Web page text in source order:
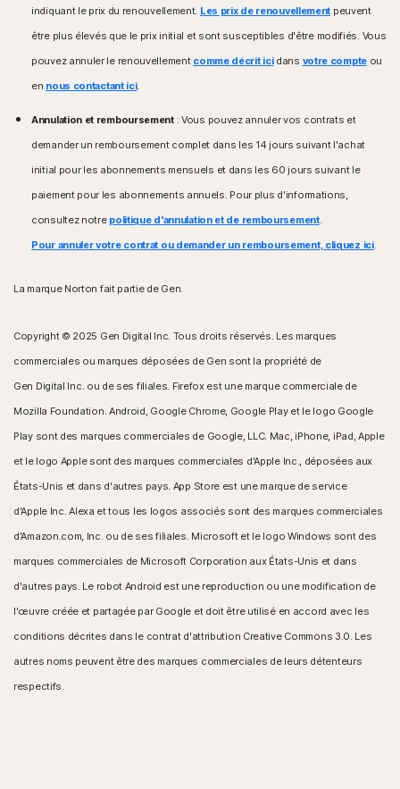
indiquant le prix du renouvellement. Les prix de renouvellement peuvent
être plus élevés que le prix initial et sont susceptibles d'être modifiés. Vous
pouvez annuler le renouvellement comme décrit icidans votre compteou
en nous contactant ici.
Annulation et remboursement: Vous pouvez annuler vos contrats et
demander un remboursement complet dans les 14 jours suivant l'achat
initial pour les abonnements mensuels et dans les 60 jours suivant le
paiement pour les abonnements annuels. Pour plus d'informations,
consultez notre politique d'annulation et de remboursement.
Pour annuler votre contrat ou demander un remboursement, cliquez ici.
La marque Norton fait partie de Gen.
Copyright © 2025 Gen Digital Inc. Tous droits réservés. Les marques
commerciales ou marques déposées de Gen sont la propriété de
Gen Digital Inc. ou de ses filiales. Firefox est une marque commerciale de
Mozilla Foundation. Android, Google Chrome, Google Play et le logo Google
Play sont des marques commerciales de Google, LLC. Mac, iPhone, iPad, Apple
et le logo Apple sont des marques commerciales d'Apple Inc., déposées aux
États-Unis et dans d'autres pays. App Store est une marque de service
d'Apple Inc. Alexa et tous les logos associés sont des marques commerciales
d'Amazon.com, Inc. ou de ses filiales. Microsoft et le logo Windows sont des
marques commerciales de Microsoft Corporation aux États-Unis et dans
d'autres pays. Le robot Android est une reproduction ou une modification de
l'œuvre créée et partagée par Google et doit être utilisé en accord avec les
conditions décrites dans le contrat d'attribution Creative Commons 3.0. Les
autres noms peuvent être des marques commerciales de leurs détenteurs
respectifs.